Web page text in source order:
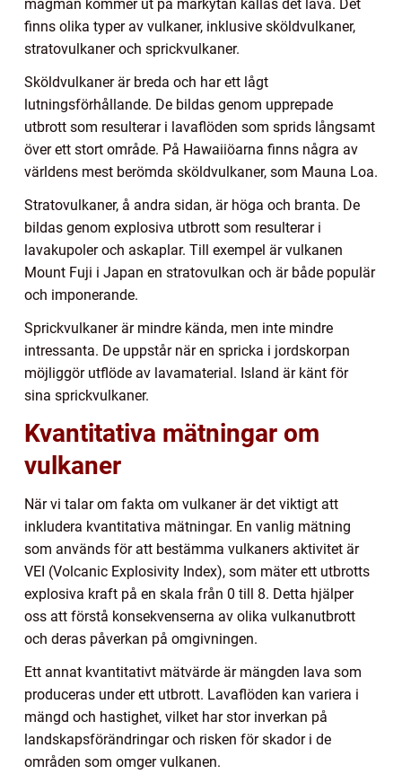
magman kommer ut på markytan kallas det lava. Det
finns olika typer av vulkaner, inklusive sköldvulkaner,
stratovulkaner och sprickvulkaner.
Sköldvulkaner är breda och har ett lågt
lutningsförhållande. De bildas genom upprepade
utbrott som resulterar i lavaflöden som sprids långsamt
över ett stort område. På Hawaiiöarna finns några av
världens mest berömda sköldvulkaner, som Mauna Loa.
Stratovulkaner, å andra sidan, är höga och branta. De
bildas genom explosiva utbrott som resulterar i
lavakupoler och askaplar. Till exempel är vulkanen
Mount Fuji i Japan en stratovulkan och är både populär
och imponerande.
Sprickvulkaner är mindre kända, men inte mindre
intressanta. De uppstår när en spricka i jordskorpan
möjliggör utflöde av lavamaterial. Island är känt för
sina sprickvulkaner.
Kvantitativa mätningar om
vulkaner
När vi talar om fakta om vulkaner är det viktigt att
inkludera kvantitativa mätningar. En vanlig mätning
som används för att bestämma vulkaners aktivitet är
VEI (Volcanic Explosivity Index), som mäter ett utbrotts
explosiva kraft på en skala från 0 till 8. Detta hjälper
oss att förstå konsekvenserna av olika vulkanutbrott
och deras påverkan på omgivningen.
Ett annat kvantitativt mätvärde är mängden lava som
produceras under ett utbrott. Lavaflöden kan variera i
mängd och hastighet, vilket har stor inverkan på
landskapsförändringar och risken för skador i de
områden som omger vulkanen.